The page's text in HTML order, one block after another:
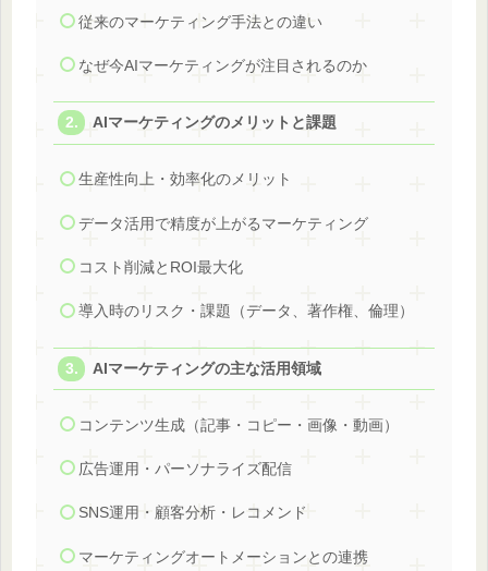
従来のマーケティング手法との違い
なぜ今AIマーケティングが注目されるのか
AIマーケティングのメリットと課題
生産性向上・効率化のメリット
データ活用で精度が上がるマーケティング
コスト削減とROI最大化
導入時のリスク・課題（データ、著作権、倫理）
AIマーケティングの主な活用領域
コンテンツ生成（記事・コピー・画像・動画）
広告運用・パーソナライズ配信
SNS運用・顧客分析・レコメンド
マーケティングオートメーションとの連携